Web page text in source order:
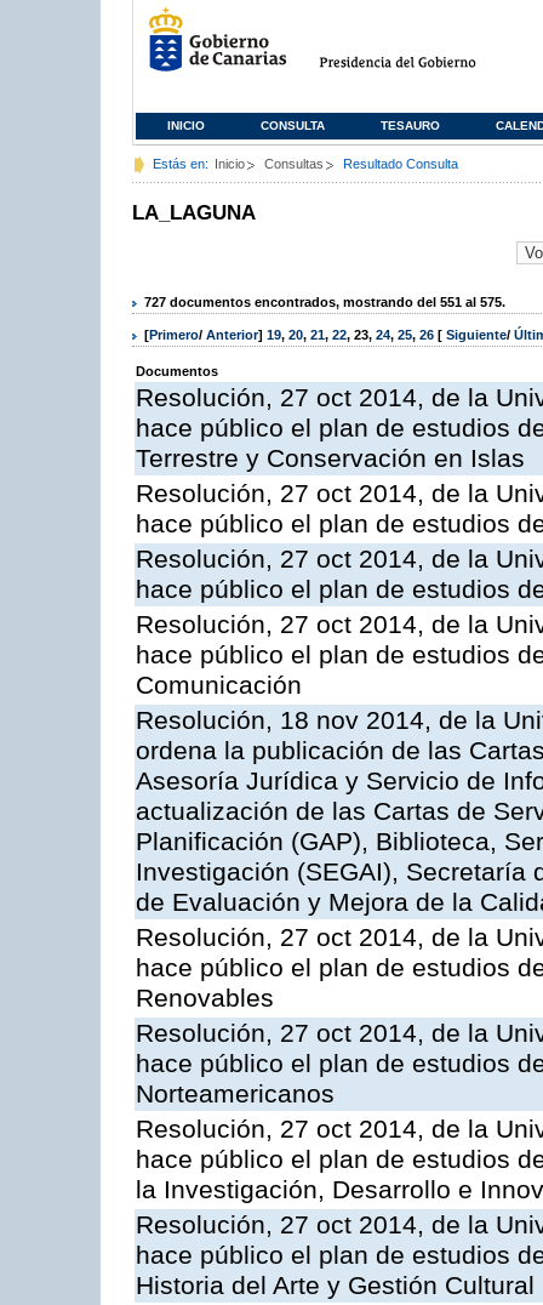
INICIO CONSULTA TESAURO
Estás en: Inicio Consultas Resultado Consulta
LA_LAGUNA
727 documentos encontrados, mostrando del 551 al 575.
[Primero/ Anterior] 19, 20, 21, 22, 23, 24, 25, 26 [ Siguiente/
Documentos
Resolución, 27 oct 2014, de la
hace público el plan de estudios
Terrestre y Conservación en Islas
Resolución, 27 oct 2014, de la
hace público el plan de estudios
Resolución, 27 oct 2014, de la
hace público el plan de estudios
Resolución, 27 oct 2014, de la
hace público el plan de estudios
Comunicación
Resolución, 18 nov 2014, de la
ordena la publicación de las
Asesoría Jurídica y Servicio de
actualización de las Cartas de
Planificación (GAP), Biblioteca,
Investigación (SEGAI), Secretaría
de Evaluación y Mejora de la
Resolución, 27 oct 2014, de la
hace público el plan de estudios
Renovables
Resolución, 27 oct 2014, de la
hace público el plan de estudios
Norteamericanos
Resolución, 27 oct 2014, de la
hace público el plan de estudios
la Investigación, Desarrollo e
Resolución, 27 oct 2014, de la
hace público el plan de estudios
Historia del Arte y Gestión Cultural